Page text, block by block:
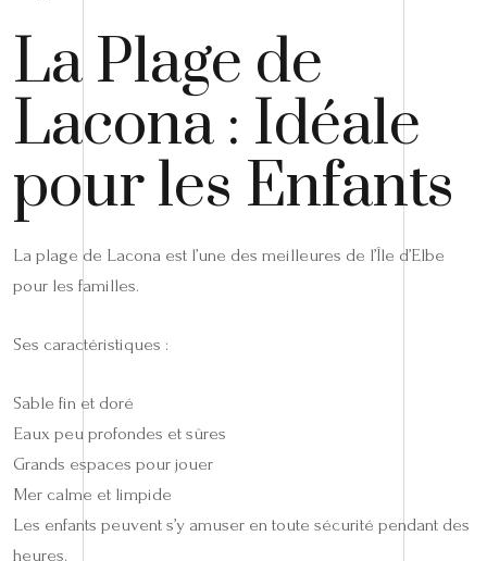
La Plage de
Lacona : Idéale
pour les Enfants
La plage de Lacona est l’une des meilleures de l’Île d’Elbe
pour les familles.
Ses caractéristiques :
Sable fin et doré
Eaux peu profondes et sûres
Grands espaces pour jouer
Mer calme et limpide
Les enfants peuvent s’y amuser en toute sécurité pendant des
heures.